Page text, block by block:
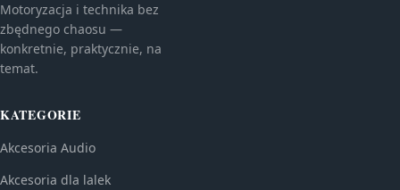
Motoryzacja i technika bez
zbędnego chaosu —
konkretnie, praktycznie, na
temat.
KATEGORIE
Akcesoria Audio
Akcesoria dla lalek